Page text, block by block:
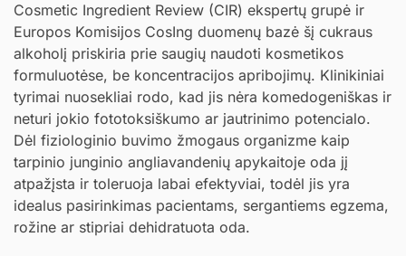
Cosmetic Ingredient Review (CIR) ekspertų grupė ir
Europos Komisijos CosIng duomenų bazė šį cukraus
alkoholį priskiria prie saugių naudoti kosmetikos
formuluotėse, be koncentracijos apribojimų. Klinikiniai
tyrimai nuosekliai rodo, kad jis nėra komedogeniškas ir
neturi jokio fototoksiškumo ar jautrinimo potencialo.
Dėl fiziologinio buvimo žmogaus organizme kaip
tarpinio junginio angliavandenių apykaitoje oda jį
atpažįsta ir toleruoja labai efektyviai, todėl jis yra
idealus pasirinkimas pacientams, sergantiems egzema,
rožine ar stipriai dehidratuota oda.